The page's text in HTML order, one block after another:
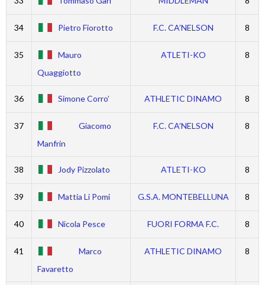
34 Pietro Fiorotto F.C. CA’NELSON 8
35
Mauro
Quaggiotto
ATLETI-KO 8
36 Simone Corro’ ATHLETIC DINAMO 8
37
Giacomo
Manfrin
F.C. CA’NELSON 8
38 Jody Pizzolato ATLETI-KO 8
39 Mattia Li Pomi G.S.A. MONTEBELLUNA 8
40 Nicola Pesce FUORI FORMA F.C. 8
41
Marco
Favaretto
ATHLETIC DINAMO 8